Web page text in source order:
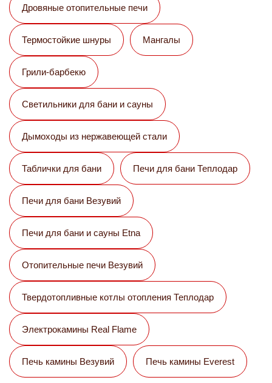
Дровяные отопительные печи
Термостойкие шнуры Мангалы
Грили-барбекю
Светильники для бани и сауны
Дымоходы из нержавеющей стали
Таблички для бани Печи для бани Теплодар
Печи для бани Везувий
Печи для бани и сауны Etna
Отопительные печи Везувий
Твердотопливные котлы отопления Теплодар
Электрокамины Real Flame
Печь камины Везувий Печь камины Everest